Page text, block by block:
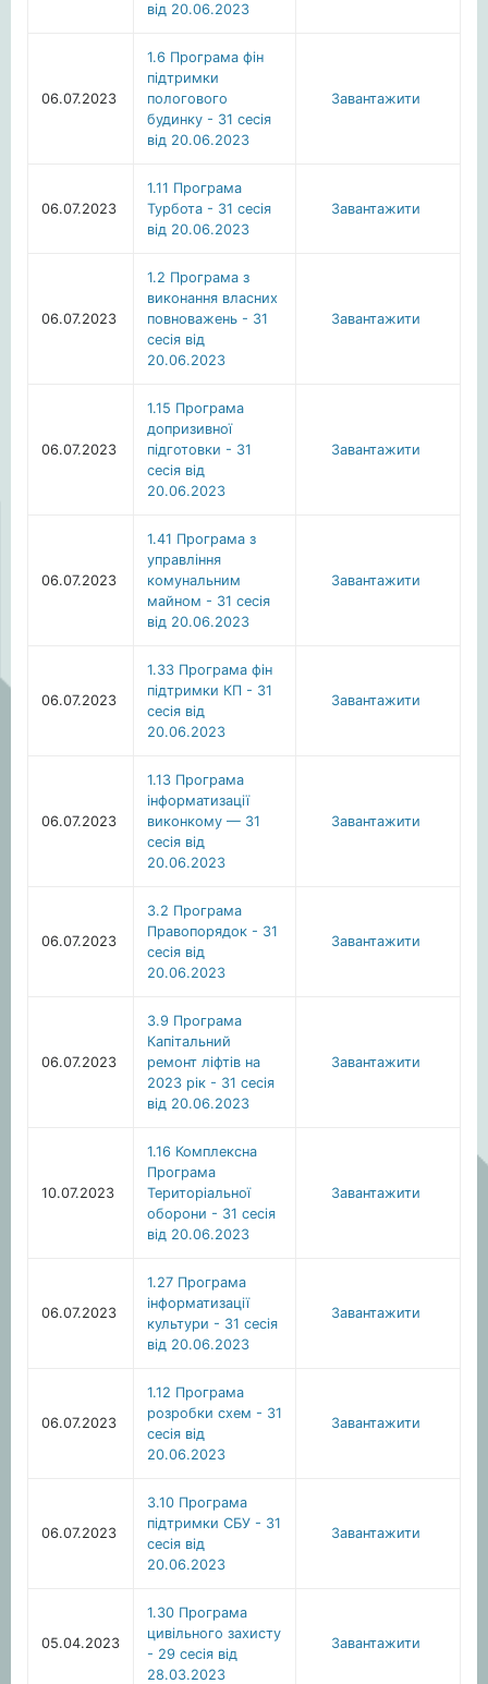
від 20.06.2023
06.07.2023
1.6 Програма фін
підтримки
пологового
будинку - 31 сесія
від 20.06.2023
Завантажити
06.07.2023
1.11 Програма
Турбота - 31 сесія
від 20.06.2023
Завантажити
06.07.2023
1.2 Програма з
виконання власних
повноважень - 31
сесія від
20.06.2023
Завантажити
06.07.2023
1.15 Програма
допризивної
підготовки - 31
сесія від
20.06.2023
Завантажити
06.07.2023
1.41 Програма з
управління
комунальним
майном - 31 сесія
від 20.06.2023
Завантажити
06.07.2023
1.33 Програма фін
підтримки КП - 31
сесія від
20.06.2023
Завантажити
06.07.2023
1.13 Програма
інформатизації
виконкому — 31
сесія від
20.06.2023
Завантажити
06.07.2023
3.2 Програма
Правопорядок - 31
сесія від
20.06.2023
Завантажити
06.07.2023
3.9 Програма
Капітальний
ремонт ліфтів на
2023 рік - 31 сесія
від 20.06.2023
Завантажити
10.07.2023
1.16 Комплексна
Програма
Територіальної
оборони - 31 сесія
від 20.06.2023
Завантажити
06.07.2023
1.27 Програма
інформатизації
культури - 31 сесія
від 20.06.2023
Завантажити
06.07.2023
1.12 Програма
розробки схем - 31
сесія від
20.06.2023
Завантажити
06.07.2023
3.10 Програма
підтримки СБУ - 31
сесія від
20.06.2023
Завантажити
05.04.2023
1.30 Програма
цивільного захисту
- 29 сесія від
28.03.2023
Завантажити